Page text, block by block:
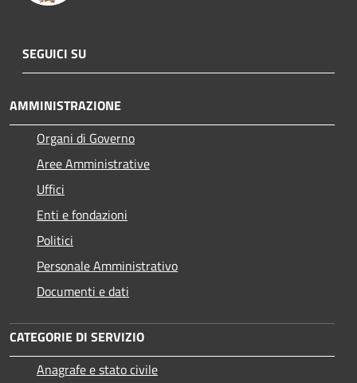
SEGUICI SU
AMMINISTRAZIONE
Organi di Governo
Aree Amministrative
Uffici
Enti e fondazioni
Politici
Personale Amministrativo
Documenti e dati
CATEGORIE DI SERVIZIO
Anagrafe e stato civile